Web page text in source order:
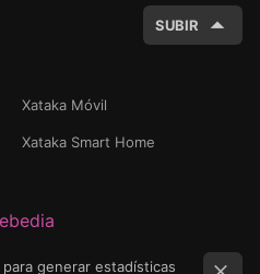
SUBIR
Xataka Móvil
Xataka Smart Home
generar estadísticas